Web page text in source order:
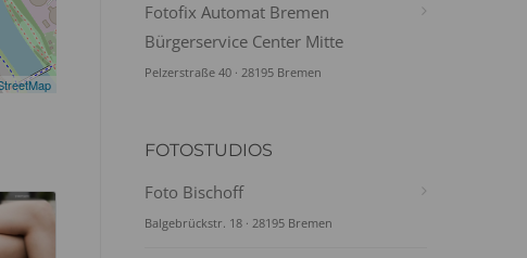
Fotofix Automat Bremen
Bürgerservice Center Mitte
Pelzerstraße 40 · 28195 Bremen
FOTOSTUDIOS
Foto Bischoff
Balgebrückstr. 18 · 28195 Bremen